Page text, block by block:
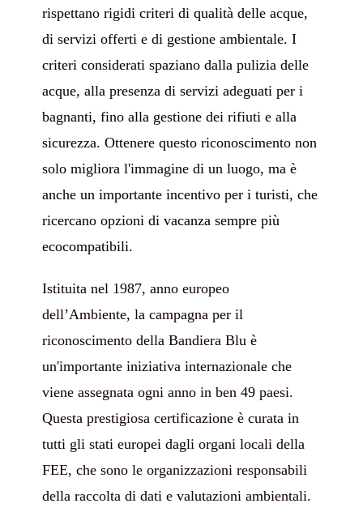
rispettano rigidi criteri di qualità delle acque,
di servizi offerti e di gestione ambientale. I
criteri considerati spaziano dalla pulizia delle
acque, alla presenza di servizi adeguati per i
bagnanti, fino alla gestione dei rifiuti e alla
sicurezza. Ottenere questo riconoscimento non
solo migliora l'immagine di un luogo, ma è
anche un importante incentivo per i turisti, che
ricercano opzioni di vacanza sempre più
ecocompatibili.
Istituita nel 1987, anno europeo
dell’Ambiente,la campagna per il
riconoscimento della Bandiera Blu è
un'importante iniziativa internazionale che
viene assegnata ogni anno in ben 49 paesi.
Questa prestigiosa certificazione è curata in
tutti gli stati europei dagli organi locali della
FEE, che sono le organizzazioni responsabili
della raccolta di dati e valutazioni ambientali.